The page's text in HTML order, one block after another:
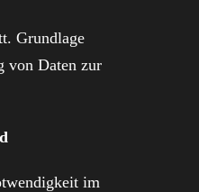
Grundlage
von Daten zur
im